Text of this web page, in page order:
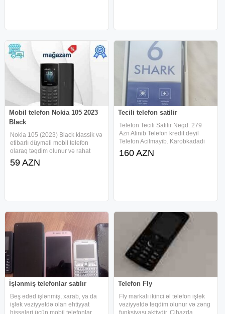
Mobil telefon Nokia 105 2023
Black
Nokia 105 (2023) Black klassik və
etibarlı düyməli mobil telefon
olaraq təqdim olunur və rahat
istifadə üçün nəzərdə tutulub.
Möhkəm korpusu, sadə menyusu
59 AZN
Tecili telefon satilir
Telefon Tecili Satilir Negd. 279
Azn Alinib Telefon kredit deyil
Telefon Acilmayib. Karobkadadi
128 GB YADDAS NFC VAR
160 AZN
İşlənmiş telefonlar satılır
Beş ədəd işlənmiş, xarab, ya da
işlək vəziyyətdə olan ehtiyyat
hissələri üçün mobil telefonlar
Telefon Fly
Fly markalı ikinci əl telefon işlək
vəziyyətdə təqdim olunur və zəng
funksiyası aktivdir. Cihazda